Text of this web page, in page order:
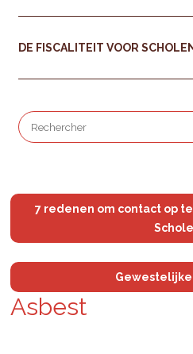
DE FISCALITEIT VOOR SCHOLEN
7 redenen om contact op
As­best